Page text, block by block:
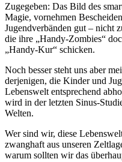
Zugegeben: Das Bild des
Magie, vornehmen
Jugendverbänden gut – nicht
die ihre „Handy-Zombies“
„Handy-Kur“ schicken.
Noch besser steht uns aber
derjenigen, die Kinder und
Lebenswelt entsprechend
wird in der letzten Sinus-
Welten.
Wer sind wir, diese
zwanghaft aus unseren
warum sollten wir das